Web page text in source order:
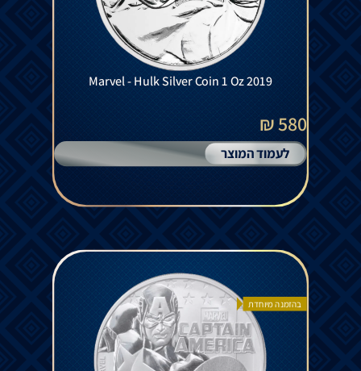
Marvel - Hulk Silver Coin 1 Oz 2019
580 ₪
לעמוד המוצר
בהזמנה מיוחדת